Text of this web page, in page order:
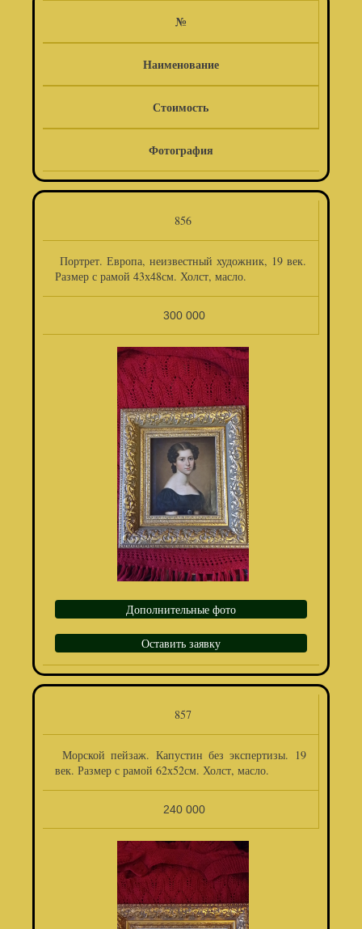
№
Наименование
Стоимость
Фотография
856
Портрет. Европа, неизвестный художник, 19 век.
Размер с рамой 43х48см. Холст, масло.
300 000
Дополнительные фото
Оставить заявку
857
Морской пейзаж. Капустин без экспертизы. 19
век. Размер с рамой 62х52см. Холст, масло.
240 000